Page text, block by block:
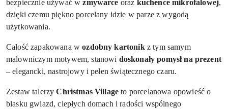
bezpiecznie używać wzmywarce oraz kuchence mikrofalowej,
dzięki czemu piękno porcelany idzie w parze z wygodą
użytkowania.
Całość zapakowana wozdobny kartonikz tym samym
malowniczym motywem, stanowi doskonały pomysł na prezent
– elegancki, nastrojowy i pełen świątecznego czaru.
Zestaw talerzyChristmas Village to porcelanowa opowieść o
blasku gwiazd, ciepłych domach i radości wspólnego